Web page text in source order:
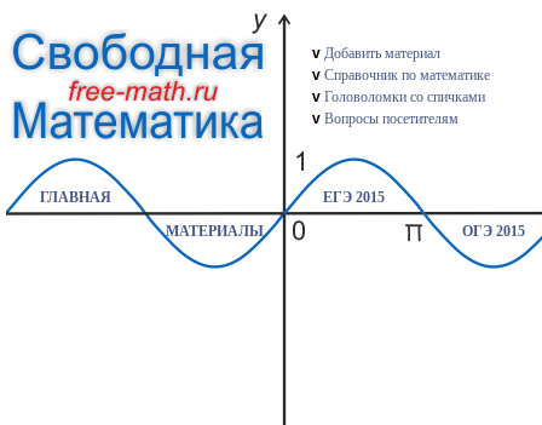
v Добавить материал
v Справочник по математике
v Головоломки со спичками
v Вопросы посетителям
ГЛАВНАЯ
ЕГЭ 2015
МАТЕРИАЛЫ
ОГЭ 2015